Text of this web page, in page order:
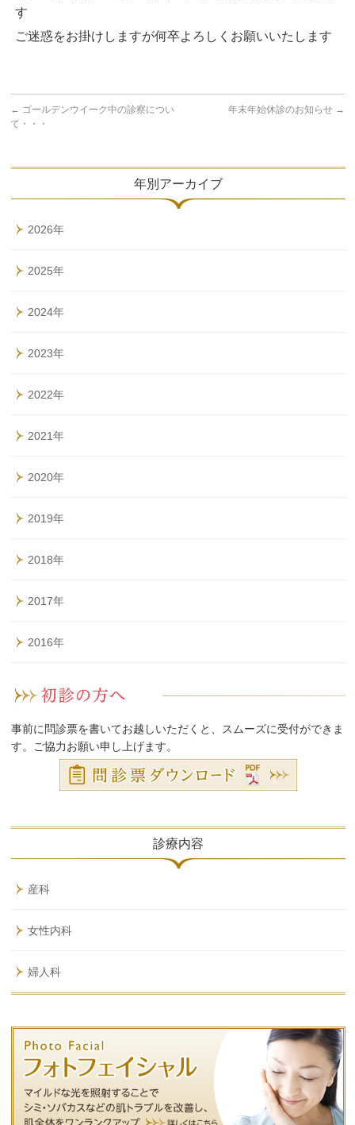
す
ご迷惑をお掛けしますが何卒よろしくお願いいたします
← ゴールデンウイーク中の診察につい
て・・・
年末年始休診のお知らせ →
年別アーカイブ
2026年
2025年
2024年
2023年
2022年
2021年
2020年
2019年
2018年
2017年
2016年
事前に問診票を書いてお越しいただくと、スムーズに受付ができま
す。ご協力お願い申し上げます。
診療内容
産科
女性内科
婦人科